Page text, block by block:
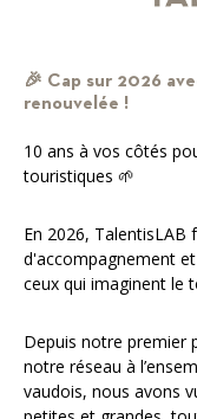
🎉 Cap sur 2026
renouvelée !
10 ans à vos côtés
touristiques 🌱
En 2026, TalentisLAB
d'accompagnement
ceux qui imaginent le
Depuis notre premier
notre réseau à
vaudois, nous avons